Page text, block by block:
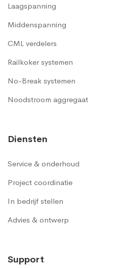
Laagspanning
Middenspanning
CML verdelers
Railkoker systemen
No-Break systemen
Noodstroom aggregaat
Diensten
Service & onderhoud
Project coordinatie
In bedrijf stellen
Advies & ontwerp
Support